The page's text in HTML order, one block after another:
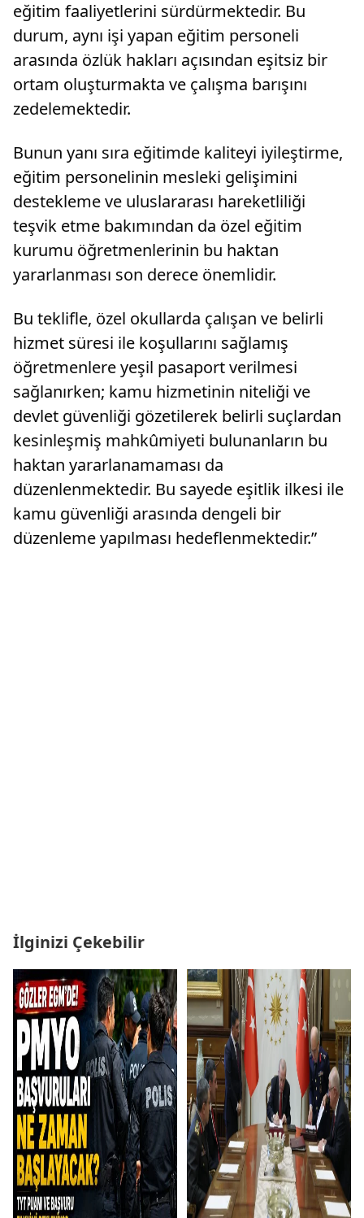
eğitim faaliyetlerini sürdürmektedir. Bu
durum, aynı işi yapan eğitim personeli
arasında özlük hakları açısından eşitsiz bir
ortam oluşturmakta ve çalışma barışını
zedelemektedir.
Bunun yanı sıra eğitimde kaliteyi iyileştirme,
eğitim personelinin mesleki gelişimini
destekleme ve uluslararası hareketliliği
teşvik etme bakımından da özel eğitim
kurumu öğretmenlerinin bu haktan
yararlanması son derece önemlidir.
Bu teklifle, özel okullarda çalışan ve belirli
hizmet süresi ile koşullarını sağlamış
öğretmenlere yeşil pasaport verilmesi
sağlanırken; kamu hizmetinin niteliği ve
devlet güvenliği gözetilerek belirli suçlardan
kesinleşmiş mahkûmiyeti bulunanların bu
haktan yararlanamaması da
düzenlenmektedir. Bu sayede eşitlik ilkesi ile
kamu güvenliği arasında dengeli bir
düzenleme yapılması hedeflenmektedir.”
İlginizi Çekebilir